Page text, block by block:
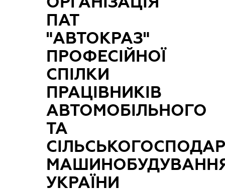
ПАТ
"АВТОКРАЗ"
ПРОФЕСІЙНОЇ
СПІЛКИ
ПРАЦІВНИКІВ
АВТОМОБІЛЬНОГО
ТА
УКРАЇНИ